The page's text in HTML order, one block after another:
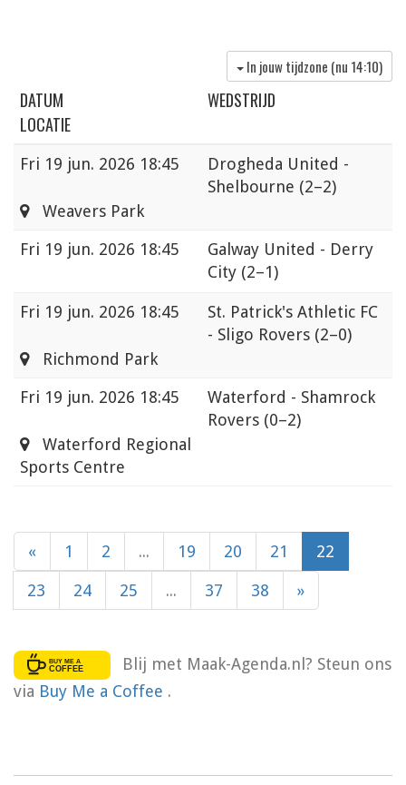
In jouw tijdzone (nu 14:10)
DATUM
WEDSTRIJD
LOCATIE
Fri 19 jun. 2026 18:45
Drogheda United -
Shelbourne (2–2)
Weavers Park
Fri 19 jun. 2026 18:45
Galway United - Derry
City (2–1)
Fri 19 jun. 2026 18:45
St. Patrick's Athletic FC
- Sligo Rovers (2–0)
Richmond Park
Fri 19 jun. 2026 18:45
Waterford - Shamrock
Rovers (0–2)
Waterford Regional
Sports Centre
« 1 2 ... 19 20 21 22
23 24 25 ... 37 38 »
Blij met Maak-Agenda.nl? Steun ons
via Buy Me a Coffee .